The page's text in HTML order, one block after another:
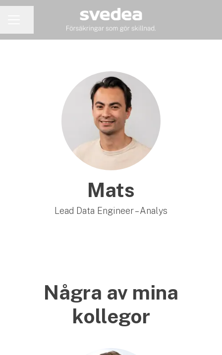
Mats
Lead Data Engineer – Analys
Några av mina
kollegor